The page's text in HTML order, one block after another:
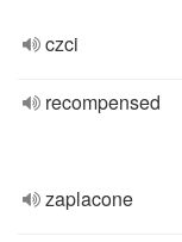
czci
recompensed
zaplacone